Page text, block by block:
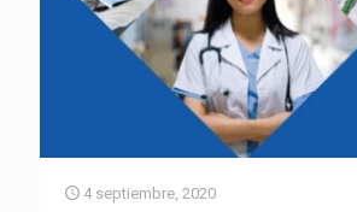
4 septiembre, 2020